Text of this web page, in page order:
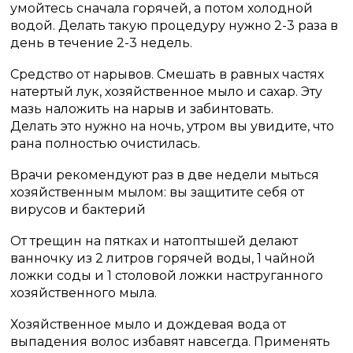
умойтесь сначала горячей, а потом холодной
водой. Делать такую процедуру нужно 2-3 раза в
день в течение 2-3 недель.
Средство от нарывов. Смешать в равных частях
натертый лук, хозяйственное мыло и сахар. Эту
мазь наложить на нарыв и забинтовать.
Делать это нужно на ночь, утром вы увидите, что
рана полностью очистилась.
Врачи рекомендуют раз в две недели мыться
хозяйственным мылом: вы защитите себя от
вирусов и бактерий
От трещин на пятках и натоптышей делают
ванночку из 2 литров горячей воды, 1 чайной
ложки соды и 1 столовой ложки наструганного
хозяйственного мыла.
Хозяйственное мыло и дождевая вода от
выпадения волос избавят навсегда. Применять